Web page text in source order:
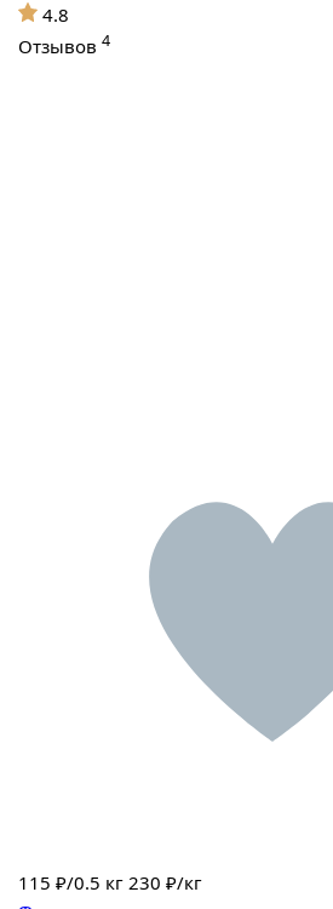
4.8
Отзывов 4
115 ₽/0.5 кг 230 ₽/кг